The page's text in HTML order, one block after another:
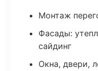
Монтаж
Фасады:
сайдинг
Окна, двери,